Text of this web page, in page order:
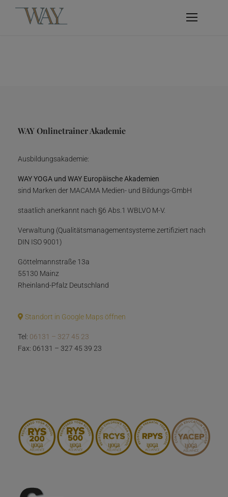
WAY Onlinetrainer Akademie
Ausbildungsakademie:
WAY YOGA und WAY Europäische Akademien
sind Marken der MACAMA Medien- und Bildungs-GmbH
staatlich anerkannt nach §6 Abs.1 WBLVO M-V.
Verwaltung (Qualitätsmanagementsysteme zertifiziert nach
DIN ISO 9001)
Göttelmannstraße 13a
55130 Mainz
Rheinland-Pfalz Deutschland
Standort in Google Maps öffnen
Tel: 06131 – 327 45 23
Fax: 06131 – 327 45 39 23